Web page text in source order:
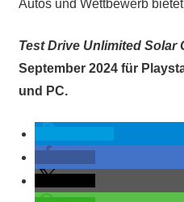
Autos und Wettbewerb
Test Drive Unlimited Solar
September 2024 für
und PC.